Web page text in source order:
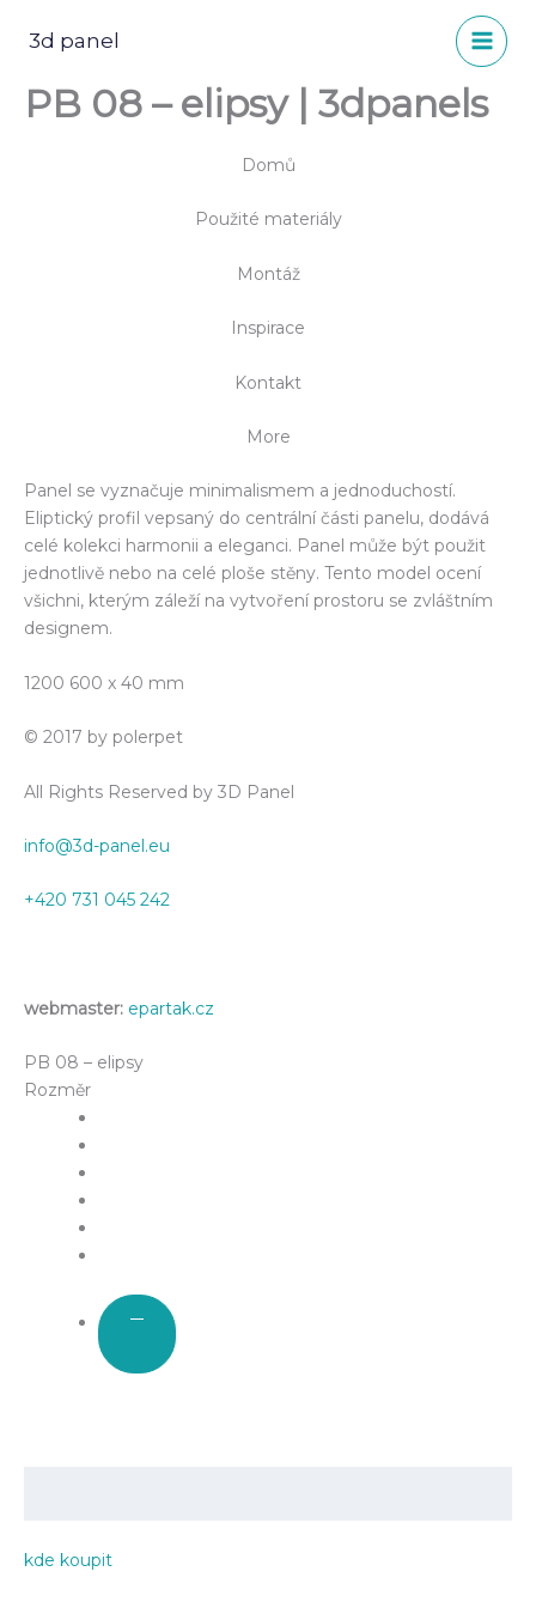
3d panel
PB 08 – elipsy | 3dpanels
Domů
Použité materiály
Montáž
Inspirace
Kontakt
More
Panel se vyznačuje minimalismem a jednoduchostí.
Eliptický profil vepsaný do centrální části panelu, dodává
celé kolekci harmonii a eleganci. Panel může být použit
jednotlivě nebo na celé ploše stěny. Tento model ocení
všichni, kterým záleží na vytvoření prostoru se zvláštním
designem.
1200 600 x 40 mm
© 2017 by polerpet
All Rights Reserved by 3D Panel
info@3d-panel.eu
+420 731 045 242
webmaster: epartak.cz
PB 08 – elipsy
Rozměr
kde koupit